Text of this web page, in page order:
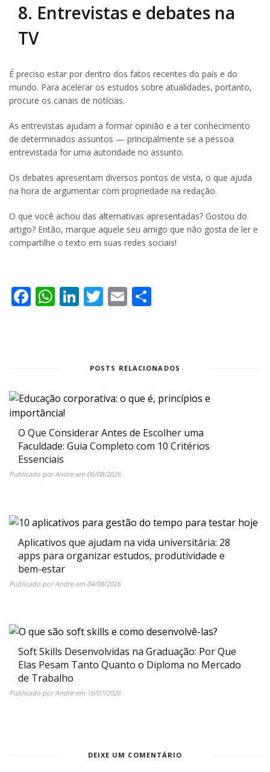
8. Entrevistas e debates na
TV
É preciso estar por dentro dos fatos recentes do país e do
mundo. Para acelerar os estudos sobre atualidades, portanto,
procure os canais de notícias.
As entrevistas ajudam a formar opinião e a ter conhecimento
de determinados assuntos — principalmente se a pessoa
entrevistada for uma autoridade no assunto.
Os debates apresentam diversos pontos de vista, o que ajuda
na hora de argumentar com propriedade na redação.
O que você achou das alternativas apresentadas? Gostou do
artigo? Então, marque aquele seu amigo que não gosta de ler e
compartilhe o texto em suas redes sociais!
Facebook
WhatsApp
LinkedIn
Twitter
Email
POSTS RELACIONADOS
O Que Considerar Antes de Escolher uma
Faculdade: Guia Completo com 10 Critérios
Essenciais
Publicado porAndreem 06/08/2026
Aplicativos que ajudam na vida universitária: 28
apps para organizar estudos, produtividade e
bem-estar
Publicado porAndreem 04/08/2026
Soft Skills Desenvolvidas na Graduação: Por Que
Elas Pesam Tanto Quanto o Diploma no Mercado
de Trabalho
Publicado porAndreem 16/07/2026
DEIXE UM COMENTÁRIO